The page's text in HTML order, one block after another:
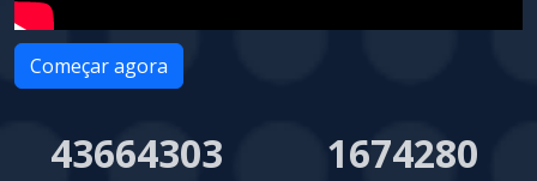
Começar agora
43664303 1674280